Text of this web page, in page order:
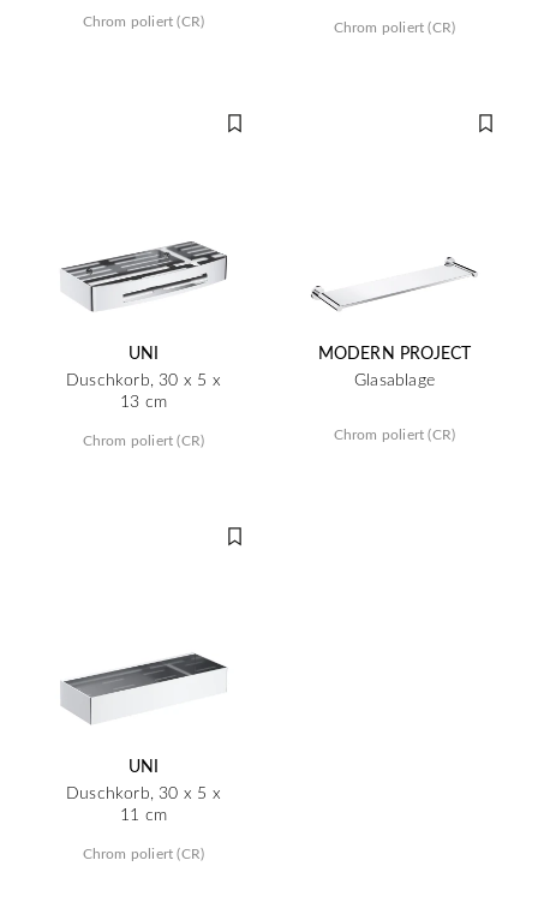
Chrom poliert (CR) Chrom poliert (CR)
UNI
Duschkorb, 30 x 5 x
13 cm
Chrom poliert (CR)
MODERN PROJECT
Glasablage
Chrom poliert (CR)
UNI
Duschkorb, 30 x 5 x
11 cm
Chrom poliert (CR)